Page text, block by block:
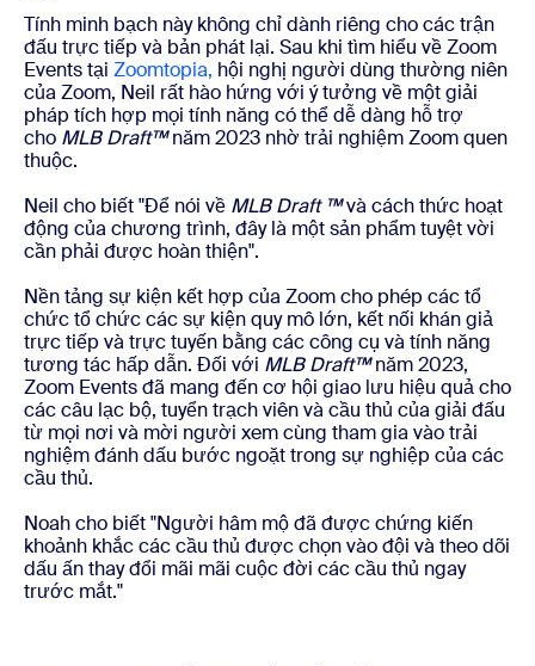
Tính minh bạch này không chỉ dành riêng cho các trận
đấu trực tiếp và bản phát lại. Sau khi tìm hiểu về Zoom
Events tại Zoomtopia, hội nghị người dùng thường niên
của Zoom, Neil rất hào hứng với ý tưởng về một giải
pháp tích hợp mọi tính năng có thể dễ dàng hỗ trợ
cho MLB Draft™năm 2023 nhờ trải nghiệm Zoom quen
thuộc.
Neil cho biết "Để nói về MLB Draft ™và cách thức hoạt
động của chương trình, đây là một sản phẩm tuyệt vời
cần phải được hoàn thiện".
Nền tảng sự kiện kết hợp của Zoom cho phép các tổ
chức tổ chức các sự kiện quy mô lớn, kết nối khán giả
trực tiếp và trực tuyến bằng các công cụ và tính năng
tương tác hấp dẫn. Đối với MLB Draft™năm 2023,
Zoom Events đã mang đến cơ hội giao lưu hiệu quả cho
các câu lạc bộ, tuyển trạch viên và cầu thủ của giải đấu
từ mọi nơi và mời người xem cùng tham gia vào trải
nghiệm đánh dấu bước ngoặt trong sự nghiệp của các
cầu thủ.
Noah cho biết "Người hâm mộ đã được chứng kiến
khoảnh khắc các cầu thủ được chọn vào đội và theo dõi
dấu ấn thay đổi mãi mãi cuộc đời các cầu thủ ngay
trước mắt."